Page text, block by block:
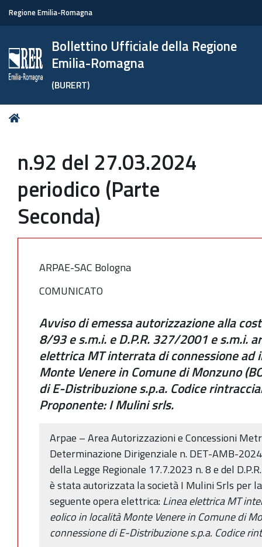
Regione Emilia-Romagna
Bollettino Ufficiale della Regione
Emilia-Romagna
(BURERT)
Tu
n.92 del 27.03.2024
periodico (Parte
Seconda)
ARPAE-SAC Bologna
COMUNICATO
Avviso di emessa autorizzazione alla
8/93 e s.m.i. e D.P.R. 327/2001 e s.m.i.
elettrica MT interrata di connessione ad
Monte Venere in Comune di Monzuno
di E-Distribuzione s.p.a. Codice
Proponente: I Mulini srls.
Arpae – Area Autorizzazioni e Concessioni
Determinazione Dirigenziale n. DET-AMB-
della Legge Regionale 17.7.2023 n. 8 e del
è stata autorizzata la società I Mulini Srls per
seguente opera elettrica:Linea elettrica MT
eolico in località Monte Venere in Comune di
connessione di E-Distribuzione s.p.a. Codice